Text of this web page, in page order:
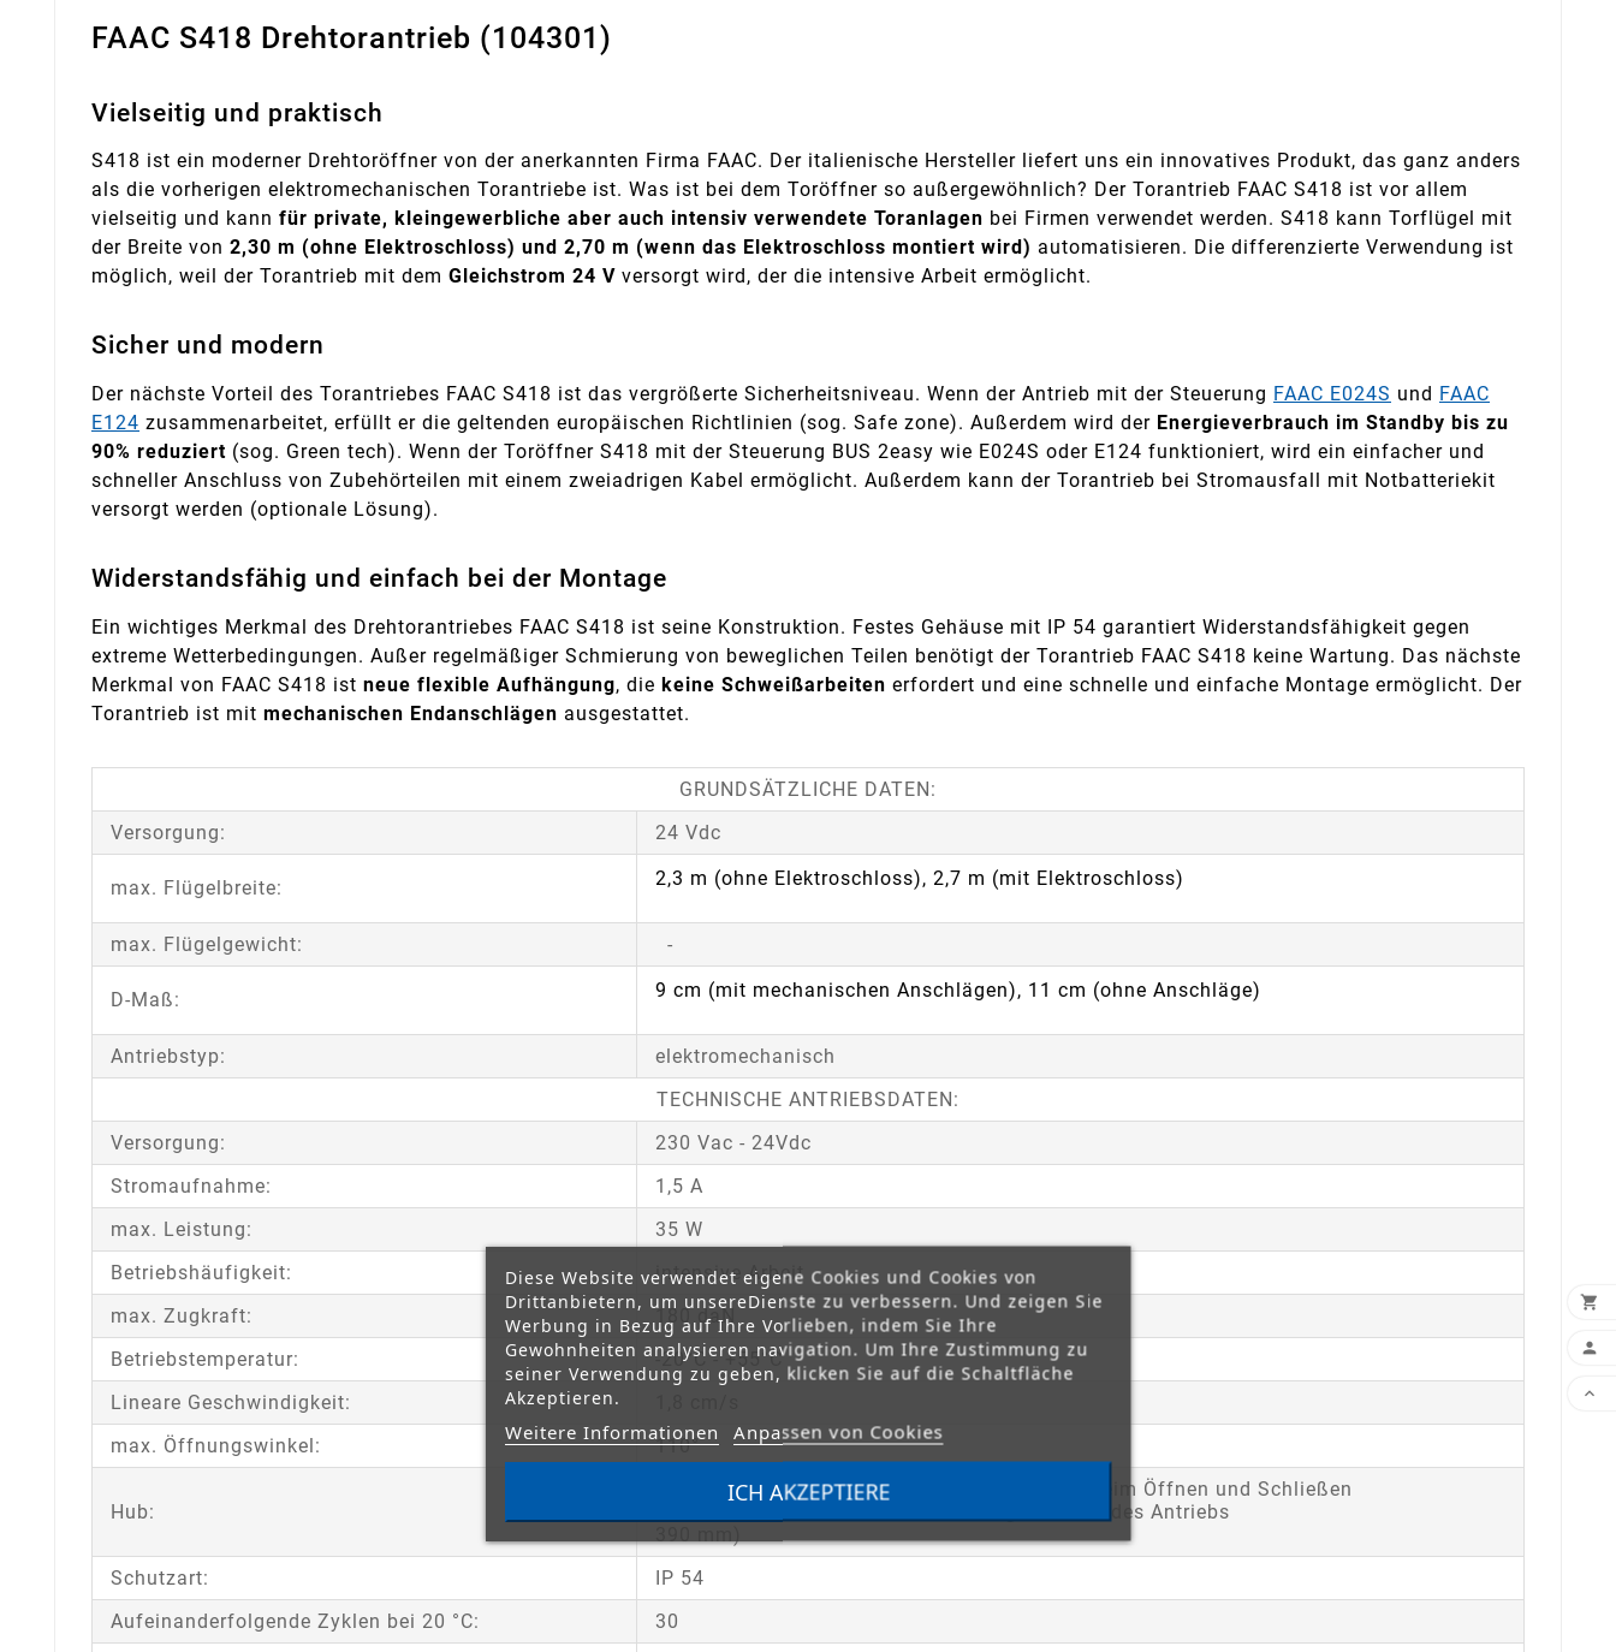
FAAC S418 Drehtorantrieb (104301)
Vielseitig und praktisch
S418 ist ein moderner Drehtoröffner von der anerkannten Firma FAAC. Der italienische Hersteller liefert uns ein innovatives Produkt, das ganz anders
als die vorherigen elektromechanischen Torantriebe ist. Was ist bei dem Toröffner so außergewöhnlich? Der Torantrieb FAAC S418 ist vor allem
vielseitig und kann für private, kleingewerbliche aber auch intensiv verwendete Toranlagen bei Firmen verwendet werden. S418 kann Torflügel mit
der Breite von 2,30 m (ohne Elektroschloss) und 2,70 m (wenn das Elektroschloss montiert wird) automatisieren. Die differenzierte Verwendung ist
möglich, weil der Torantrieb mit dem Gleichstrom 24 V versorgt wird, der die intensive Arbeit ermöglicht.
Sicher und modern
Der nächste Vorteil des Torantriebes FAAC S418 ist das vergrößerte Sicherheitsniveau. Wenn der Antrieb mit der Steuerung FAAC E024S und FAAC
E124 zusammenarbeitet, erfüllt er die geltenden europäischen Richtlinien (sog. Safe zone). Außerdem wird der Energieverbrauch im Standby bis zu
90% reduziert (sog. Green tech). Wenn der Toröffner S418 mit der Steuerung BUS 2easy wie E024S oder E124 funktioniert, wird ein einfacher und
schneller Anschluss von Zubehörteilen mit einem zweiadrigen Kabel ermöglicht. Außerdem kann der Torantrieb bei Stromausfall mit Notbatteriekit
versorgt werden (optionale Lösung).
Widerstandsfähig und einfach bei der Montage
Ein wichtiges Merkmal des Drehtorantriebes FAAC S418 ist seine Konstruktion. Festes Gehäuse mit IP 54 garantiert Widerstandsfähigkeit gegen
extreme Wetterbedingungen. Außer regelmäßiger Schmierung von beweglichen Teilen benötigt der Torantrieb FAAC S418 keine Wartung. Das nächste
Merkmal von FAAC S418 ist neue flexible Aufhängung, die keine Schweißarbeiten erfordert und eine schnelle und einfache Montage ermöglicht. Der
Torantrieb ist mit mechanischen Endanschlägen ausgestattet.
GRUNDSÄTZLICHE DATEN:
Versorgung:
24 Vdc
max. Flügelbreite: 2,3 m (ohne Elektroschloss), 2,7 m (mit Elektroschloss)
max. Flügelgewicht: -
D-Maß: 9 cm (mit mechanischen Anschlägen), 11 cm (ohne Anschläge)
Antriebstyp:
elektromechanisch
TECHNISCHE ANTRIEBSDATEN:
Versorgung:
230 Vac - 24Vdc
Stromaufnahme:
1,5 A
max. Leistung:
35 W
Betriebshäufigkeit:
intensive Arbeit
max. Zugkraft:
180 daN
Betriebstemperatur:
-20°C - +55°C
Lineare Geschwindigkeit:
max. Öffnungswinkel:
110°
Hub:
350 mm (Wenn die mechanischen Anschläge beim Öffnen und Schließen
nicht verwendet werden sollen, beträgt der Hub des Antriebs
Schutzart:
IP 54
Aufeinanderfolgende Zyklen bei 20 °C:
30
Diese Website verwendet eigene Cookies und Cookies von
Drittanbietern, um unsereDienste zu verbessern. Und zeigen Sie
Werbung in Bezug auf Ihre Vorlieben, indem Sie Ihre
Gewohnheiten analysieren navigation. Um Ihre Zustimmung zu
seiner Verwendung zu geben, klicken Sie auf die Schaltfläche
Akzeptieren.
Weitere Informationen Anpassen von Cookies
ICH AKZEPTIERE


